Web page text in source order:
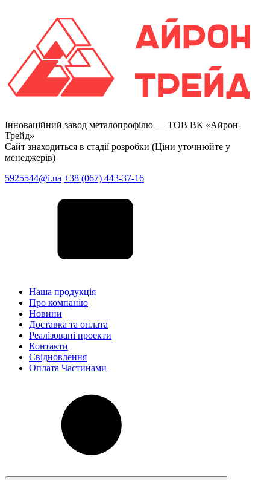
Інноваційний завод металопрофілю — ТОВ ВК «Айрон-
Трейд»
Сайт знаходиться в стадії розробки (Ціни уточнюйте у
менеджерів)
5925544@i.ua +38 (067) 443-37-16
Наша продукція
Про компанію
Новини
Доставка та оплата
Реалізовані проекти
Контакти
Євідновлення
Оплата Частинами